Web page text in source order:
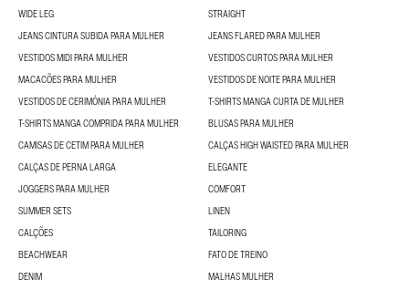
WIDE LEG
STRAIGHT
JEANS CINTURA SUBIDA PARA MULHER
JEANS FLARED PARA MULHER
VESTIDOS MIDI PARA MULHER
VESTIDOS CURTOS PARA MULHER
MACACÕES PARA MULHER
VESTIDOS DE NOITE PARA MULHER
VESTIDOS DE CERIMÓNIA PARA MULHER
T-SHIRTS MANGA CURTA DE MULHER
T-SHIRTS MANGA COMPRIDA PARA MULHER
BLUSAS PARA MULHER
CAMISAS DE CETIM PARA MULHER
CALÇAS HIGH WAISTED PARA MULHER
CALÇAS DE PERNA LARGA
ELEGANTE
JOGGERS PARA MULHER
COMFORT
SUMMER SETS
LINEN
CALÇÕES
TAILORING
BEACHWEAR
FATO DE TREINO
DENIM
MALHAS MULHER